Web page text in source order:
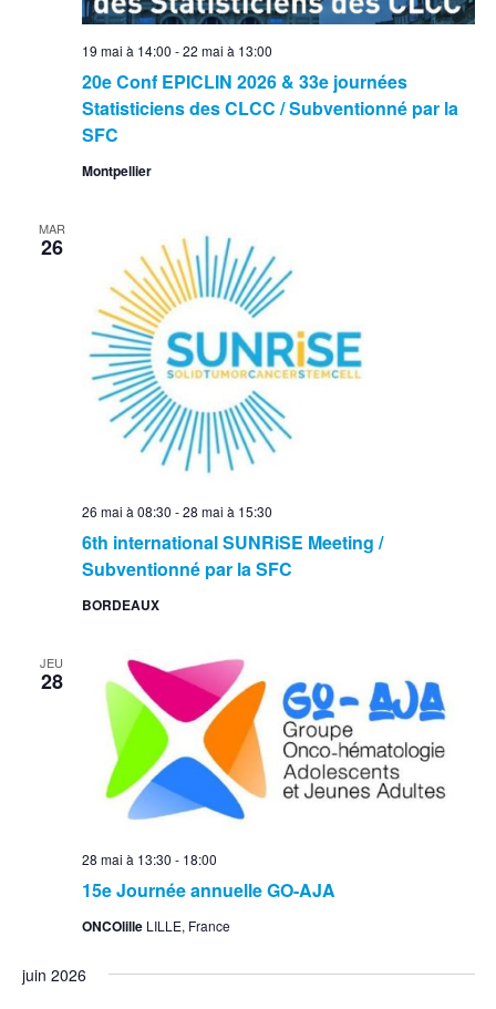
20e Conf EPICLIN 2026 & 33e journées
Statisticiens des CLCC / Subventionné par la
SFC
19 mai à 14:00 -22 mai à 13:00
Montpellier
MAR
26
6th international SUNRiSE Meeting /
Subventionné par la SFC
26 mai à 08:30 -28 mai à 15:30
BORDEAUX
JEU
28
15e Journée annuelle GO-AJA
28 mai à 13:30 - 18:00
ONCOlille LILLE, France
juin 2026